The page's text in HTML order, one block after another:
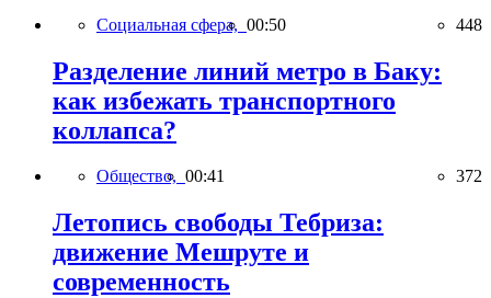
Социальная сфера, 00:50 448
Разделение линий метро в Баку:
как избежать транспортного
коллапса?
Общество, 00:41 372
Летопись свободы Тебриза:
движение Мешруте и
современность